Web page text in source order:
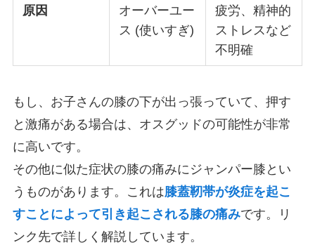
原因
オーバーユー
ス (使いすぎ)
疲労、精神的
ストレスなど
不明確
もし、お子さんの膝の下が出っ張っていて、押す
と激痛がある場合は、オスグッドの可能性が非常
に高いです。
その他に似た症状の膝の痛みにジャンパー膝とい
うものがあります。これは膝蓋靭帯が炎症を起こ
すことによって引き起こされる膝の痛みです。リ
ンク先で詳しく解説しています。